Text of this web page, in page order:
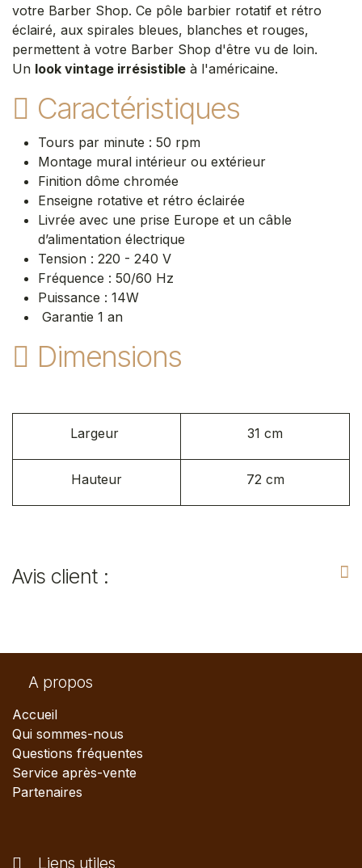
votre Barber Shop. Ce pôle barbier rotatif et rétro
éclairé, aux spirales bleues, blanches et rouges,
permettent à votre Barber Shop d'être vu de loin.
Un look vintage irrésistible à l'américaine.
Caractéristiques
Tours par minute : 50 rpm
Montage mural intérieur ou extérieur
Finition dôme chromée
Enseigne rotative et rétro éclairée
Livrée avec une prise Europe et un câble
d’alimentation électrique
Tension : 220 - 240 V
Fréquence : 50/60 Hz
Puissance : 14W
Garantie 1 an
Dimensions
Largeur 31 cm
Hauteur 72 cm
Avis client :
A propos
Accueil
Qui sommes-nous
Questions fréquentes
Service après-vente
Partenaires
Liens utiles